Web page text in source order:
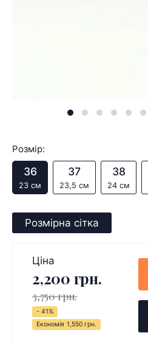
Розмір:
36
23 см
37
23,5 см
38
24 см
Розмірна сітка
Ціна
2,200 грн.
3,750 грн.
- 41%
Економія 1,550 грн.